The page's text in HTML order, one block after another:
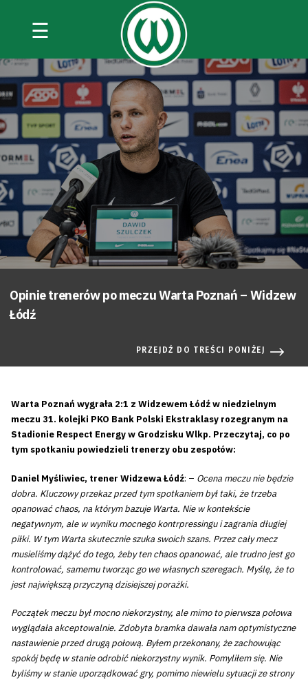
☰
Opinie trenerów po meczu Warta Poznań – Widzew
Łódź
PRZEJDŹ DO TREŚCI PONIŻEJ
Warta Poznań wygrała 2:1 z Widzewem Łódź w niedzielnym
meczu 31. kolejki PKO Bank Polski Ekstraklasy rozegranym na
Stadionie Respect Energy w Grodzisku Wlkp. Przeczytaj, co po
tym spotkaniu powiedzieli trenerzy obu zespołów:
Daniel Myśliwiec, trener Widzewa Łódź: – Ocena meczu nie będzie
dobra. Kluczowy przekaz przed tym spotkaniem był taki, że trzeba
opanować chaos, na którym bazuje Warta. Nie w kontekście
negatywnym, ale w wyniku mocnego kontrpressingu i zagrania długiej
piłki. W tym Warta skutecznie szuka swoich szans. Przez cały mecz
musieliśmy dążyć do tego, żeby ten chaos opanować, ale trudno jest go
kontrolować, samemu tworząc go we własnych szeregach. Myślę, że to
jest największą przyczyną dzisiejszej porażki.
Początek meczu był mocno niekorzystny, ale mimo to pierwsza połowa
wyglądała akceptowalnie. Zdobyta bramka dawała nam optymistyczne
nastawienie przed drugą połową. Byłem przekonany, że zachowując
spokój będę w stanie odrobić niekorzystny wynik. Pomyliłem się. Nie
byliśmy w stanie uporządkować gry, pomimo niewielu sytuacji ze strony